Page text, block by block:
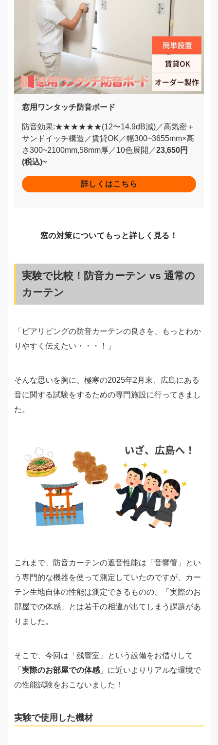
窓用ワンタッチ防音ボード
防音効果:★★★★★★(12〜14.9dB減)／高気密＋
サンドイッチ構造／賃貸OK／幅300~3655mm×高
さ300~2100mm,58mm厚／10色展開／23,650円
(税込)~
詳しくはこちら
窓の対策についてもっと詳しく見る！
実験で比較！防音カーテン vs 通常の
カーテン
「ピアリビングの防音カーテンの良さを、もっとわか
りやすく伝えたい・・・！」
そんな思いを胸に、極寒の2025年2月末、広島にある
音に関する試験をするための専門施設に行ってきまし
た。
これまで、防音カーテンの遮音性能は「音響管」とい
う専門的な機器を使って測定していたのですが、カー
テン生地自体の性能は測定できるものの、「実際のお
部屋での体感」とは若干の相違が出てしまう課題があ
りました。
そこで、今回は「残響室」という設備をお借りして
「 実際のお部屋での体感 」に近いよりリアルな環境で
の性能試験をおこないました！
実験で使用した機材